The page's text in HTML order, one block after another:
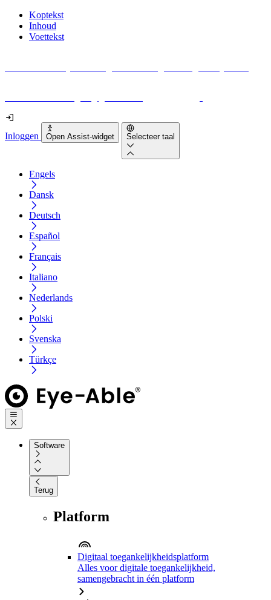
Koptekst
Inhoud
Voettekst
Inloggen Open Assist-widget Selecteer taal
Engels
Dansk
Deutsch
Español
Français
Italiano
Nederlands
Polski
Svenska
Türkçe
Software
Terug
Platform
Digitaal toegankelijkheidsplatform
Alles voor digitale toegankelijkheid,
samengebracht in één platform